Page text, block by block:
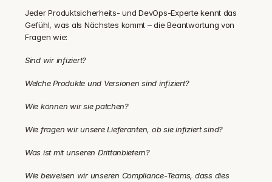
‍Jeder Produktsicherheits- und DevOps-Experte kennt das
Gefühl, was als Nächstes kommt – die Beantwortung von
Fragen wie:
Sind wir infiziert?
Welche Produkte und Versionen sind infiziert?
Wie können wir sie patchen?
Wie fragen wir unsere Lieferanten, ob sie infiziert sind?
Was ist mit unseren Drittanbietern?
Wie beweisen wir unseren Compliance-Teams, dass dies